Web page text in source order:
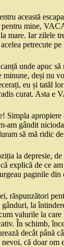
această
pentru mine,
mare. Iar zilele
petrecute
unde apuc
deși nu
eu și tatăl
curat. Asta e
Simpla
am gândit
să mă ridic
la depresie,
explică de ce
paginile din
răspunzători
la
valurile la
În schimb,
decât până
că doar om